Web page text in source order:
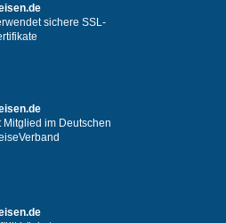
sichere SSL-
Mitglied im Deutschen